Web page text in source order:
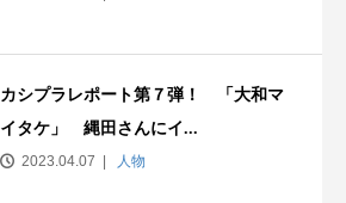
カシプラレポート第７弾！ 「大和マ
イタケ」 縄田さんにイ...
2023.04.07 人物